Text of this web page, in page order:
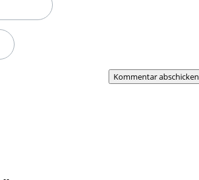
Kommentar abschicken